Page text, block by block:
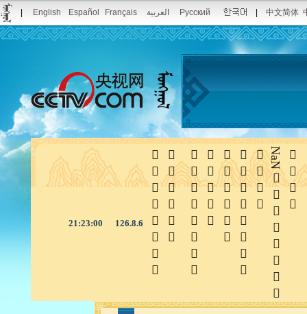
English Español Français العربية Русский 中文简体
21:23:00 126.8.6 
 
NaN




